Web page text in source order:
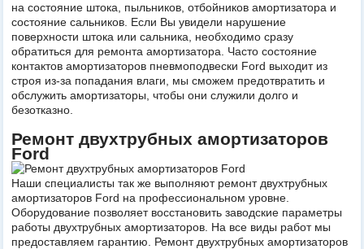
на состояние штока, пыльников, отбойников амортизатора и
состояние сальников. Если Вы увидели нарушение
поверхности штока или сальника, необходимо сразу
обратиться для ремонта амортизатора. Часто состояние
контактов амортизаторов пневмоподвески Ford выходит из
строя из-за попадания влаги, мы сможем предотвратить и
обслужить амортизаторы, чтобы они служили долго и
безотказно.
Ремонт двухтрубных амортизаторов
Ford
Наши специалисты так же выполняют ремонт двухтрубных
амортизаторов Ford на профессиональном уровне.
Оборудование позволяет восстановить заводские параметры
работы двухтрубных амортизаторов. На все виды работ мы
предоставляем гарантию. Ремонт двухтрубных амортизаторов